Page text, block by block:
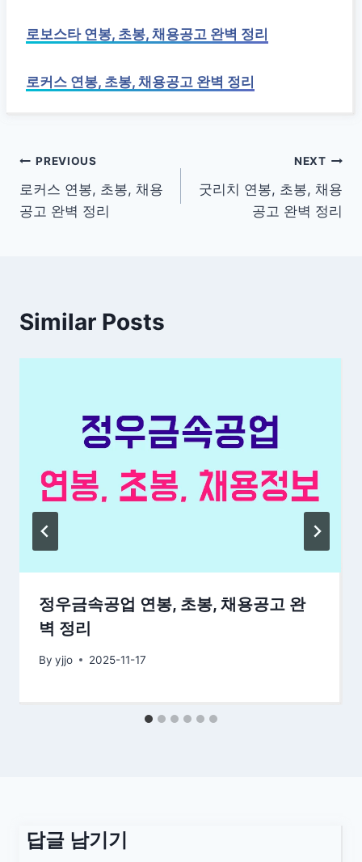
로보스타 연봉, 초봉, 채용공고 완벽 정리
로커스 연봉, 초봉, 채용공고 완벽 정리
글
탐
PREVIOUS
로커스 연봉, 초봉, 채용
공고 완벽 정리
NEXT
굿리치 연봉, 초봉, 채용
공고 완벽 정리
Similar Posts
정우금속공업 연봉, 초봉, 채용공고 완
벽 정리
By yjjo 2025-11-17
답글 남기기